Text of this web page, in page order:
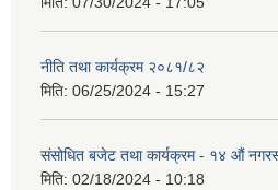
नीति तथा कार्यक्रम २०८१/८२
मिति: 06/25/2024 - 15:27
संसोधित बजेट तथा कार्यक्रम - १४ औं
मिति: 02/18/2024 - 10:18